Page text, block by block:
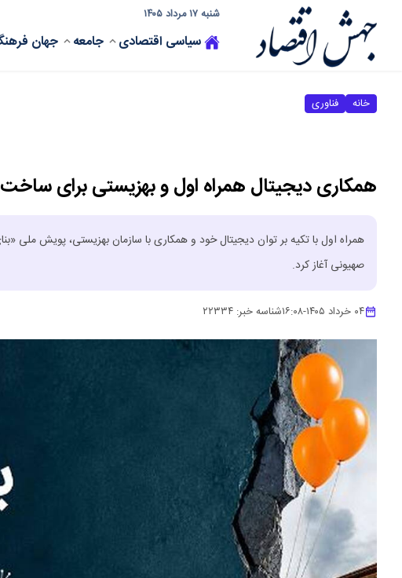
شنبه ۱۷ مرداد ۱۴۰۵
سیاسی اقتصادی جامعه جهان
خانه فناوری
همکاری دیجیتال همراه اول و بهزیستی برای ساخت
همراه اول با تکیه بر توان دیجیتال خود و همکاری با سازمان بهزیستی، پویش ملی
صهیونی آغاز کرد.
۰۴ خرداد ۱۴۰۵ -۱۶:۰۸شناسه خبر: ۲۲۳۳۴